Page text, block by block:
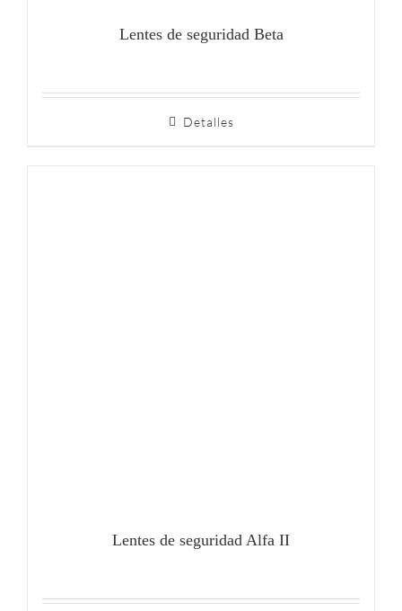
Lentes de seguridad Beta
Detalles
Lentes de seguridad Alfa II